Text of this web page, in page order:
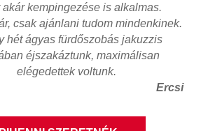
akár kempingezése is alkalmas.
csak ajánlani tudom mindenkinek.
hét ágyas fürdőszobás jakuzzis
éjszakáztunk, maximálisan
elégedettek voltunk.
Ercsi